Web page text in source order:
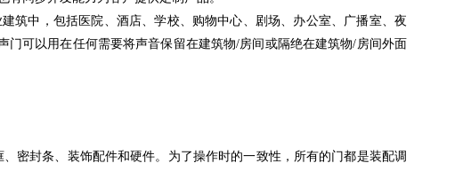
中，包括医院、酒店、学校、购物中心、剧场、办公室、广播室、夜
可以用在任何需要将声音保留在建筑物/房间或隔绝在建筑物/房间外面
封条、装饰配件和硬件。为了操作时的一致性，所有的门都是装配调